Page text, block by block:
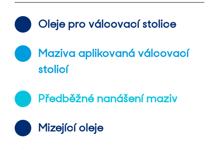
Oleje pro válcovací stolice
Maziva aplikovaná válcovací
stolicí
Předběžné nanášení maziv
Mizející oleje